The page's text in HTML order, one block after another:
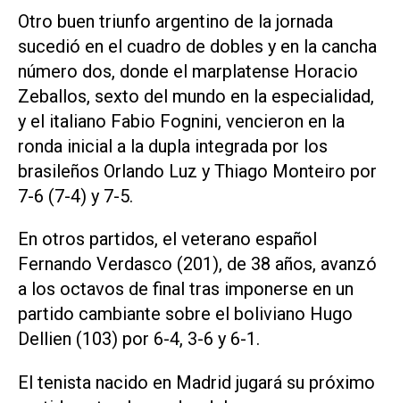
Otro buen triunfo argentino de la jornada
sucedió en el cuadro de dobles y en la cancha
número dos, donde el marplatense Horacio
Zeballos, sexto del mundo en la especialidad,
y el italiano Fabio Fognini, vencieron en la
ronda inicial a la dupla integrada por los
brasileños Orlando Luz y Thiago Monteiro por
7-6 (7-4) y 7-5.
En otros partidos, el veterano español
Fernando Verdasco (201), de 38 años, avanzó
a los octavos de final tras imponerse en un
partido cambiante sobre el boliviano Hugo
Dellien (103) por 6-4, 3-6 y 6-1.
El tenista nacido en Madrid jugará su próximo